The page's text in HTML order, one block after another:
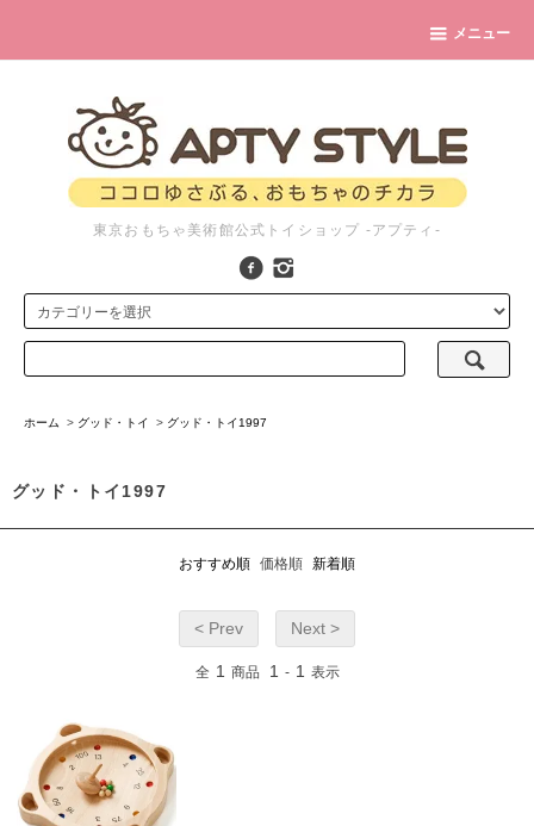
メニュー
東京おもちゃ美術館公式トイショップ -アプティ-
ホーム > グッド・トイ > グッド・トイ1997
グッド・トイ1997
おすすめ順 価格順 新着順
< Prev Next >
全 1 商品 1 - 1 表示